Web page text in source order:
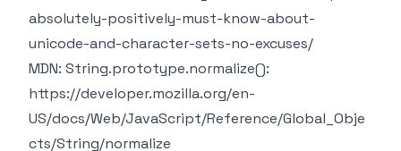
absolutely-positively-must-know-about-
unicode-and-character-sets-no-excuses/
MDN: String.prototype.normalize():
https://developer.mozilla.org/en-
US/docs/Web/JavaScript/Reference/Global_Obje
cts/String/normalize